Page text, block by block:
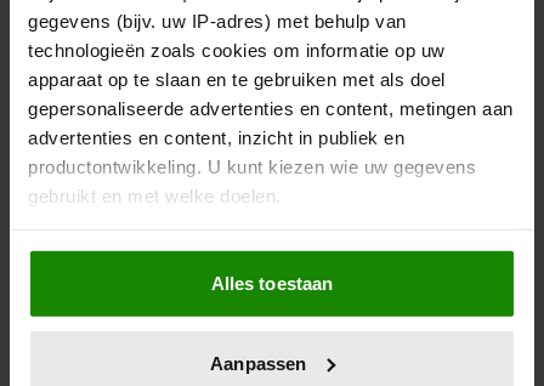
gegevens (bijv. uw IP-adres) met behulp van
technologieën zoals cookies om informatie op uw
apparaat op te slaan en te gebruiken met als doel
gepersonaliseerde advertenties en content, metingen aan
advertenties en content, inzicht in publiek en
productontwikkeling. U kunt kiezen wie uw gegevens
gebruikt en met welke doelen.
Als u het toestaat, willen we ook graag:
Informatie verzamelen over uw geografische
locatie, die tot een paar meter nauwkeurig kan zijn
scannen op specifieke eigenschappen (fingerprinting)
Alles toestaan
Aanpassen